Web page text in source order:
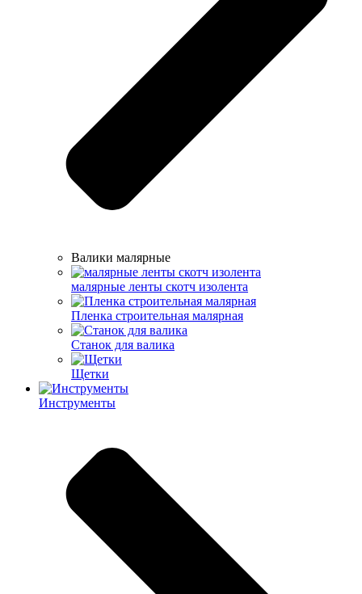
Валики малярные
малярные ленты скотч изолента
Пленка строительная малярная
Станок для валика
Щетки
Инструменты